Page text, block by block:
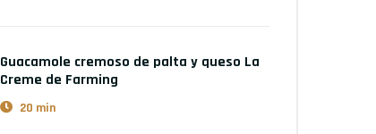
Guacamole cremoso de palta y queso La
Creme de Farming
20 min